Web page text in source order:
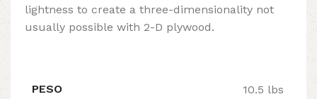
lightness to create a three-dimensionality not
usually possible with 2-D plywood.
PESO 10.5 lbs